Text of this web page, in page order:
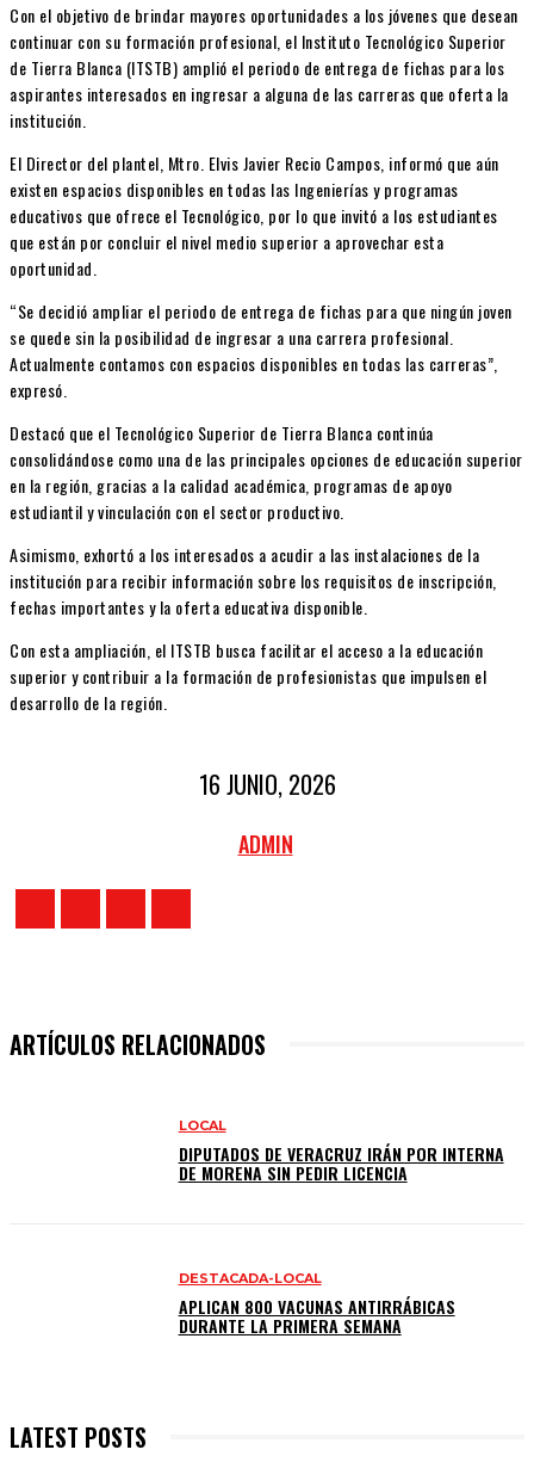
Con el objetivo de brindar mayores oportunidades a los jóvenes que desean
continuar con su formación profesional, el Instituto Tecnológico Superior
de Tierra Blanca (ITSTB) amplió el periodo de entrega de fichas para los
aspirantes interesados en ingresar a alguna de las carreras que oferta la
institución.
El Director del plantel, Mtro. Elvis Javier Recio Campos, informó que aún
existen espacios disponibles en todas las Ingenierías y programas
educativos que ofrece el Tecnológico, por lo que invitó a los estudiantes
que están por concluir el nivel medio superior a aprovechar esta
oportunidad.
“Se decidió ampliar el periodo de entrega de fichas para que ningún joven
se quede sin la posibilidad de ingresar a una carrera profesional.
Actualmente contamos con espacios disponibles en todas las carreras”,
expresó.
Destacó que el Tecnológico Superior de Tierra Blanca continúa
consolidándose como una de las principales opciones de educación superior
en la región, gracias a la calidad académica, programas de apoyo
estudiantil y vinculación con el sector productivo.
Asimismo, exhortó a los interesados a acudir a las instalaciones de la
institución para recibir información sobre los requisitos de inscripción,
fechas importantes y la oferta educativa disponible.
Con esta ampliación, el ITSTB busca facilitar el acceso a la educación
superior y contribuir a la formación de profesionistas que impulsen el
desarrollo de la región.
16 JUNIO, 2026
ADMIN
ARTÍCULOS RELACIONADOS
LOCAL
DIPUTADOS DE VERACRUZ IRÁN POR INTERNA
DE MORENA SIN PEDIR LICENCIA
DESTACADA-LOCAL
APLICAN 800 VACUNAS ANTIRRÁBICAS
DURANTE LA PRIMERA SEMANA
LATEST POSTS